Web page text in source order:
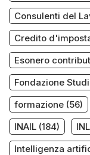
Consulenti del
Credito
Esonero
Fondazione
formazione (56)
INAIL (184) INL
Intelligenza